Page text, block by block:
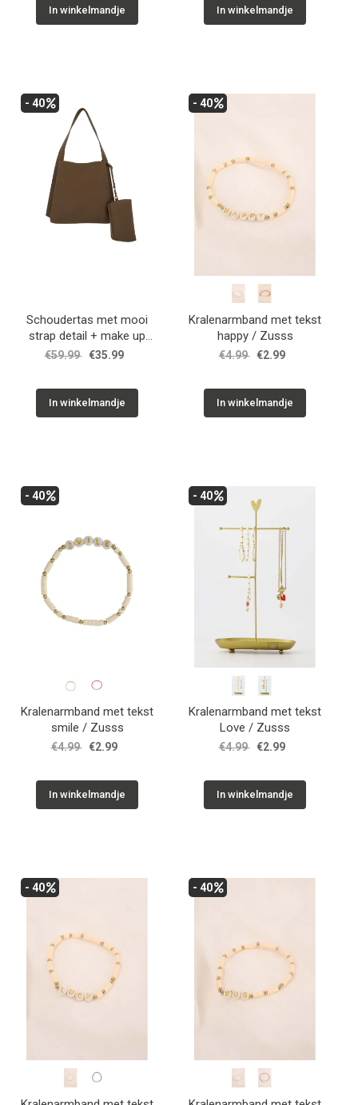
In winkelmandje In winkelmandje
- 40
Schoudertas met mooi
strap detail + make up
tasje / Zusss
€59.99 €35.99
In winkelmandje
- 40
Kralenarmband met tekst
happy / Zusss
€4.99 €2.99
In winkelmandje
- 40
Kralenarmband met tekst
smile / Zusss
€4.99 €2.99
In winkelmandje
- 40
Kralenarmband met tekst
Love / Zusss
€4.99 €2.99
In winkelmandje
- 40 - 40